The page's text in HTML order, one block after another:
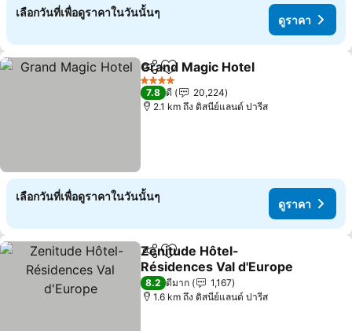
เลือกวันที่เพื่อดูราคาในวันนั้นๆ
ดูราคา
แชร์ เพิ่มในรายการโปรด
Grand Magic Hotel
4 ดาว
7.8 ดี
20,224
2.1 km ถึง ดิสนีย์แลนด์ ปารีส
เลือกวันที่เพื่อดูราคาในวันนั้นๆ
ดูราคา
แชร์ เพิ่มในรายการโปรด
Zenitude Hôtel-
Résidences Val d'Europe
ดูราคา
8.2 ดีมาก
1,167
1.6 km ถึง ดิสนีย์แลนด์ ปารีส